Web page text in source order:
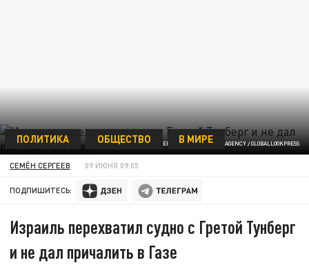
GIUSEPPE GUARRERA / KEYSTONE PRESS AGENCY / GLOBALLOOKPRESS
ПОЛИТИКА ОБЩЕСТВО В МИРЕ
СЕМЁН СЕРГЕЕВ 09 ИЮНЯ 09:05
ПОДПИШИТЕСЬ:
Израиль перехватил судно с Гретой Тунберг
и не дал причалить в Газе